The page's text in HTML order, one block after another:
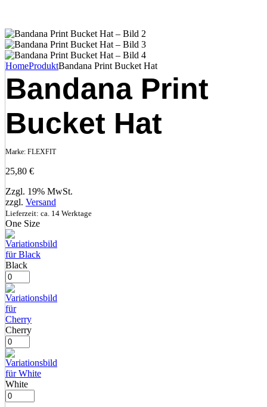
HomeProduktBandana Print Bucket Hat
Bandana Print
Bucket Hat
Marke: FLEXFIT
25,80 €
Zzgl. 19% MwSt.
zzgl. Versand
Lieferzeit: ca. 14 Werktage
One Size
Black
Cherry
White